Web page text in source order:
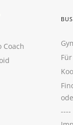
Coach
----